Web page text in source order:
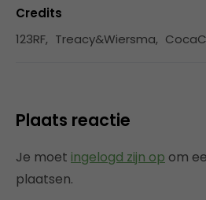
Credits
123RF, Treacy&Wiersma,
Plaats reactie
Je moet ingelogd zijn op om
plaatsen.